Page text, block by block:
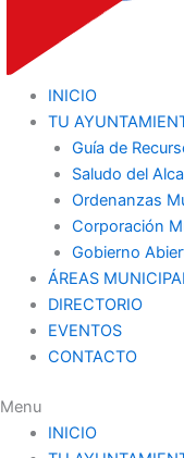
INICIO
TU
Guía de
Saludo del
Ordenanzas
Corporación
Gobierno
ÁREAS
DIRECTORIO
EVENTOS
CONTACTO
Menu
INICIO